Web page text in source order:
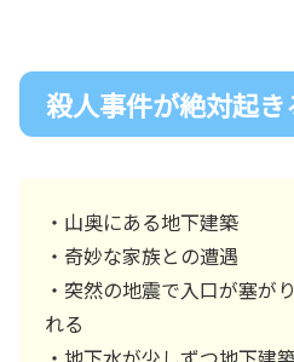
殺人事件が絶対起
・山奥にある地下建築
・奇妙な家族との遭遇
・突然の地震で入口が塞が
れる